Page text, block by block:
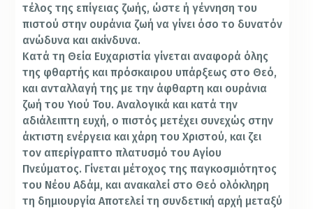
τέλος της επίγειας ζωής, ώστε ή γέννηση του
πιστού στην ουράνια ζωή να γίνει όσο το δυνατόν
ανώδυνα και ακίνδυνα.
Κατά τη Θεία Ευχαριστία γίνεται αναφορά όλης
της φθαρτής και πρόσκαιρου υπάρξεως στο Θεό,
και ανταλλαγή της με την άφθαρτη και ουράνια
ζωή του Υιού Του. Αναλογικά και κατά την
αδιάλειπτη ευχή, ο πιστός μετέχει συνεχώς στην
άκτιστη ενέργεια και χάρη του Χριστού, και ζει
τον απερίγραπτο πλατυσμό του Αγίου
Πνεύματος. Γίνεται μέτοχος της παγκοσμιότητος
του Νέου Αδάμ, και ανακαλεί στο Θεό ολόκληρη
τη δημιουργία Αποτελεί τη συνδετική αρχή μεταξύ